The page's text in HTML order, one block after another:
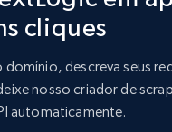
cliques
domínio, descreva seus
nosso criador de
automaticamente.